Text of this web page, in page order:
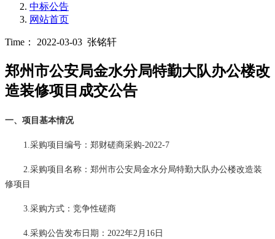
中标公告
网站首页
Time： 2022-03-03 张铭轩
郑州市公安局金水分局特勤大队办公楼改
造装修项目成交公告
一、项目基本情况
1.采购项目编号： 郑财磋商采购-2022-7
2.采购项目名称： 郑州市公安局金水分局特勤大队办公楼改造装
修项目
3.采购方式：竞争性磋商
4.采购公告发布日期：2022年2月 16 日